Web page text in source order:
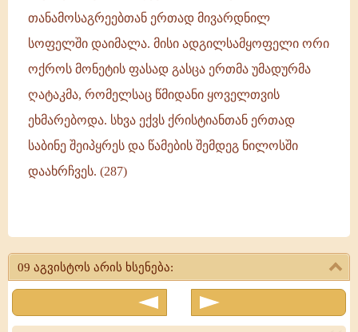
თანამოსაგრეებთან ერთად მივარდნილ
სოფელში დაიმალა. მისი ადგილსამყოფელი ორი
ოქროს მონეტის ფასად გასცა ერთმა უმადურმა
ღატაკმა, რომელსაც წმიდანი ყოველთვის
ეხმარებოდა. სხვა ექვს ქრისტიანთან ერთად
საბინე შეიპყრეს და წამების შემდეგ ნილოსში
დაახრჩვეს. (287)
ეგვიპტის
ჰერმოპოლისის
09 აგვისტოს არის ხსენება: